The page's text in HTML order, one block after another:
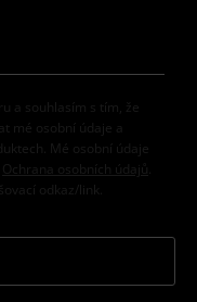
a souhlasím s tím, že
mé osobní údaje a
Mé osobní údaje
Ochrana osobních údajů
odkaz/link.